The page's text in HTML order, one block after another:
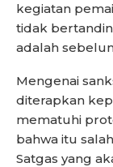
kegiatan
tidak
adalah
Mengenai
diterapkan
mematuhi
bahwa itu
Satgas yang